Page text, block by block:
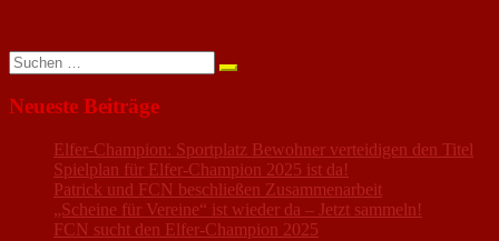
Suchen
nach:
Neueste Beiträge
Elfer-Champion: Sportplatz Bewohner verteidigen den Titel
Spielplan für Elfer-Champion 2025 ist da!
Patrick und FCN beschließen Zusammenarbeit
„Scheine für Vereine“ ist wieder da – Jetzt sammeln!
FCN sucht den Elfer-Champion 2025